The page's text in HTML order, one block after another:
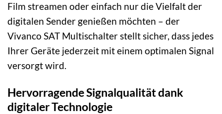
Film streamen oder einfach nur die Vielfalt der
digitalen Sender genießen möchten – der
Vivanco SAT Multischalter stellt sicher, dass jedes
Ihrer Geräte jederzeit mit einem optimalen Signal
versorgt wird.
Hervorragende Signalqualität dank
digitaler Technologie